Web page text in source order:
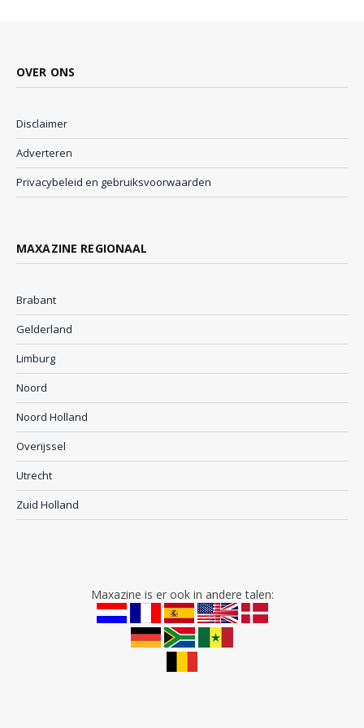
OVER ONS
Disclaimer
Adverteren
Privacybeleid en gebruiksvoorwaarden
MAXAZINE REGIONAAL
Brabant
Gelderland
Limburg
Noord
Noord Holland
Overijssel
Utrecht
Zuid Holland
Maxazine is er ook in andere talen: